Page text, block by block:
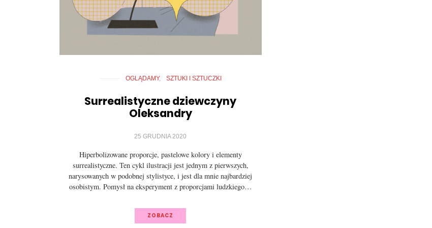
OGLĄDAMY SZTUKI I SZTUCZKI
Surrealistyczne dziewczyny
Oleksandry
25 GRUDNIA 2020
Hiperbolizowane proporcje, pastelowe kolory i elementy
surrealistyczne. Ten cykl ilustracji jest jednym z pierwszych,
narysowanych w podobnej stylistyce, i jest dla mnie najbardziej
osobistym. Pomysł na eksperyment z proporcjami ludzkiego…
ZOBACZ